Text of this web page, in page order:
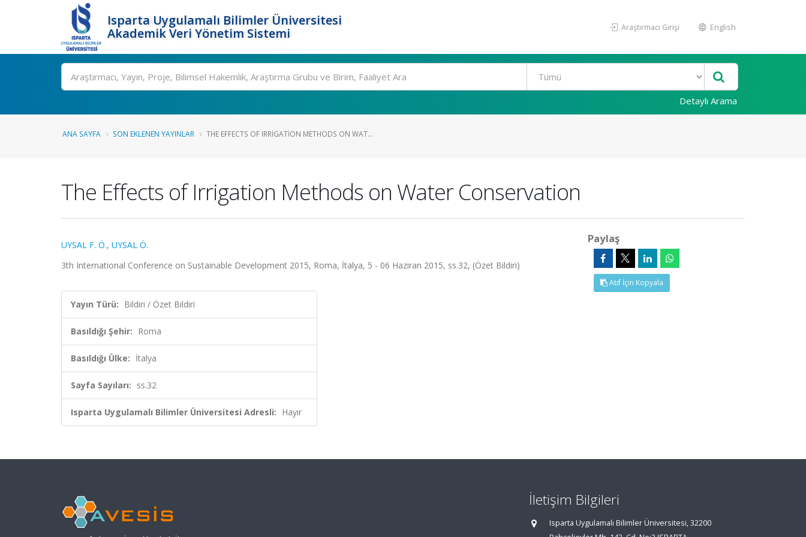
Isparta Uygulamalı Bilimler Üniversitesi
Akademik Veri Yönetim Sistemi
Araştırmacı Girişi English
Ara
Detaylı Arama
ANA SAYFA SON EKLENEN YAYINLAR THE EFFECTS OF IRRIGATION METHODS ON WAT...
The Effects of Irrigation Methods on Water Conservation
UYSAL F. Ö., UYSAL Ö.
3th International Conference on Sustainable Development 2015, Roma, İtalya, 5 - 06 Haziran 2015, ss.32, (Özet Bildiri)
Yayın Türü: Bildiri / Özet Bildiri
Basıldığı Şehir: Roma
Basıldığı Ülke: İtalya
Sayfa Sayıları: ss.32
Isparta Uygulamalı Bilimler Üniversitesi Adresli: Hayır
Paylaş
Atıf İçin Kopyala
İletişim Bilgileri
Isparta Uygulamalı Bilimler Üniversitesi, 32200